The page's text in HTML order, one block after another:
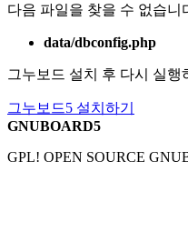
다음 파일을 찾을 수 없습니
data/dbconfig.php
그누보드 설치 후 다시 실행
그누보드5 설치하기
GNUBOARD5
GPL! OPEN SOURCE